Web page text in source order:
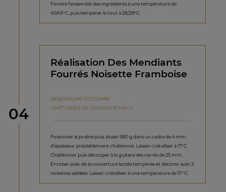
Fondre l’ensemble des ingrédients à une température de
40/45°C, puis tempérer le tout à 28/29°C.
étape
04
Réalisation Des Mendiants
Fourrés Noisette Framboise
580g PRALINE FOISONNE
1 3457 CADRE DE COULAGE 10 MM / 1
Foisonner le praliné puis, étaler 580 g dans un cadre de 4 mm
d’épaisseur préalablement chablonné. Laisser cristalliser à 17°C.
Chablonner puis découper à la guitare des carrés de 25 mm,
Enrober avec de la couverture lactée tempérée et décorer avec 2
noisettes sablées. Laisser cristalliser à une température de 17 °C.